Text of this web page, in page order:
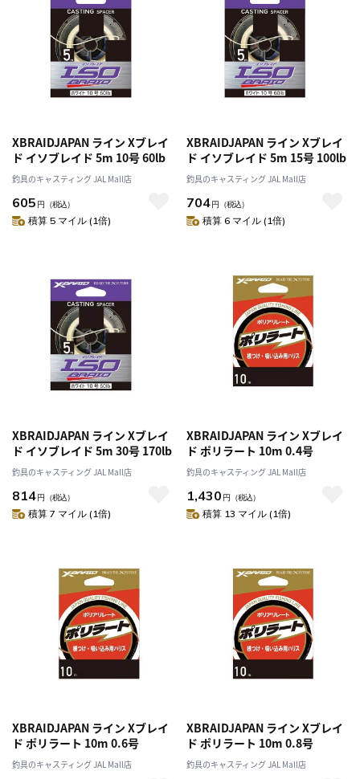
XBRAIDJAPAN ライン Xブレイ
ド イソブレイド 5m 10号 60lb
釣具のキャスティング JAL Mall店
605 円 （税込）
積算 5 マイル (1倍)
XBRAIDJAPAN ライン Xブレイ
ド イソブレイド 5m 15号 100lb
釣具のキャスティング JAL Mall店
704円 （税込）
積算 6 マイル (1倍)
XBRAIDJAPAN ライン Xブレイ
ド イソブレイド 5m 30号 170lb
釣具のキャスティング JAL Mall店
814円 （税込）
積算 7 マイル (1倍)
XBRAIDJAPAN ライン Xブレイ
ド ポリラート 10m 0.4号
釣具のキャスティング JAL Mall店
1,430 円 （税込）
積算 13 マイル (1倍)
XBRAIDJAPAN ライン Xブレイ
ド ポリラート 10m 0.6号
釣具のキャスティング JAL Mall店
XBRAIDJAPAN ライン Xブレイ
ド ポリラート 10m 0.8号
釣具のキャスティング JAL Mall店